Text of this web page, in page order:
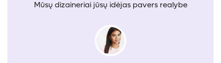
Mūsų dizaineriai jūsų idėjas pavers realybe